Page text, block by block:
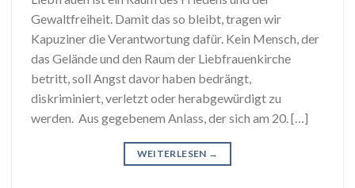
Gewaltfreiheit. Damit das so bleibt, tragen wir
Kapuziner die Verantwortung dafür. Kein Mensch, der
das Gelände und den Raum der Liebfrauenkirche
betritt, soll Angst davor haben bedrängt,
diskriminiert, verletzt oder herabgewürdigt zu
werden. Aus gegebenem Anlass, der sich am 20. […]
WEITERLESEN →